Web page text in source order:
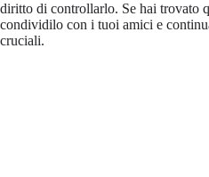
diritto di controllarlo. Se hai trovato
condividilo con i tuoi amici e
cruciali.